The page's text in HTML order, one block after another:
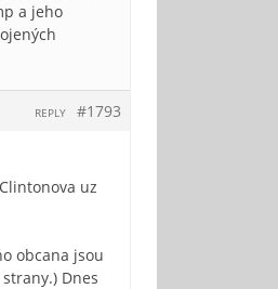
a jeho
#1793
REPLY
uz
obcana jsou
Dnes